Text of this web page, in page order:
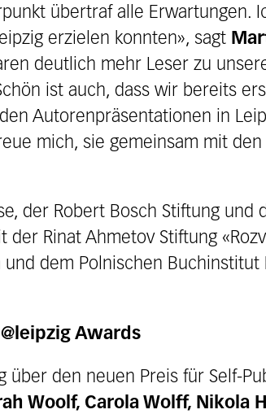
übertraf alle Erwartungen.
erzielen konnten», sagt
deutlich mehr Leser zu
ist auch, dass wir bereits
Autorenpräsentationen in
mich, sie gemeinsam mit
der Robert Bosch Stiftung und
Rinat Ahmetov Stiftung
dem Polnischen Buchinstitut
Awards
den neuen Preis für Self-
Woolf, Carola Wolff, Nikola